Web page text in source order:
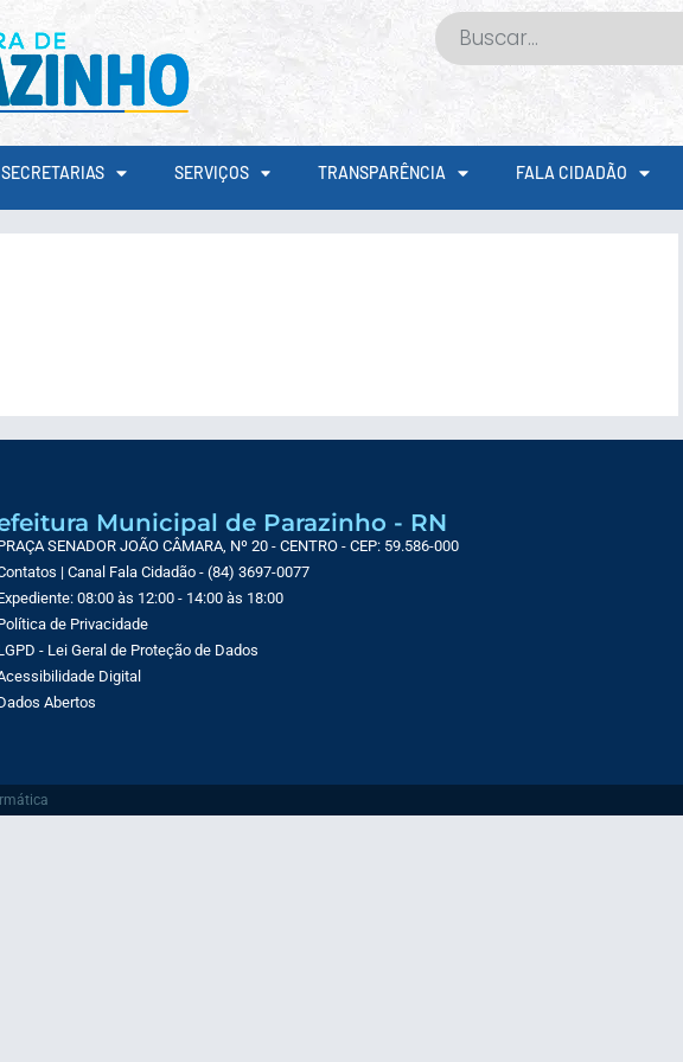
SECRETARIAS SERVIÇOS TRANSPARÊNCIA FALA CIDADÃO
Municipal de Parazinho - RN
SENADOR JOÃO CÂMARA, Nº 20 - CENTRO - CEP: 59.586-000
| Canal Fala Cidadão - (84) 3697-0077
08:00 às 12:00 - 14:00 às 18:00
de Privacidade
- Lei Geral de Proteção de Dados
Digital
Abertos